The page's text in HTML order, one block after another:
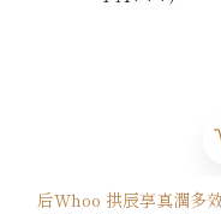
后Whoo 拱辰享真潤多